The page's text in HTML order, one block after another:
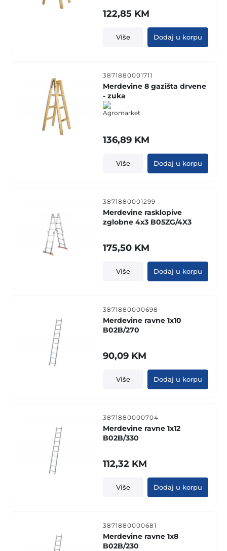
122,85 KM
Više Dodaj u korpu
3871880001711
Merdevine 8 gazišta drvene
- zuka
136,89 KM
Više Dodaj u korpu
3871880001299
Merdevine rasklopive
zglobne 4x3 B05ZG/4X3
175,50 KM
Više Dodaj u korpu
3871880000698
Merdevine ravne 1x10
B02B/270
90,09 KM
Više Dodaj u korpu
3871880000704
Merdevine ravne 1x12
B02B/330
112,32 KM
Više Dodaj u korpu
3871880000681
Merdevine ravne 1x8
B02B/230